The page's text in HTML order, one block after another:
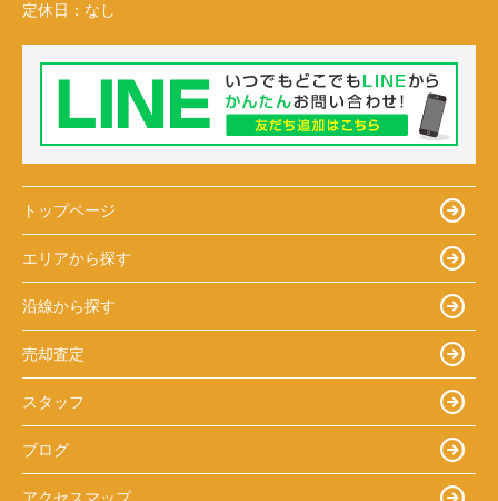
定休日： なし
トップページ
エリアから探す
沿線から探す
売却査定
スタッフ
ブログ
アクセスマップ